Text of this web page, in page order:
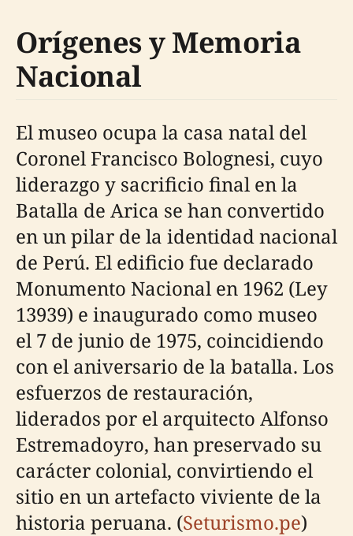
Orígenes y Memoria
Nacional
El museo ocupa la casa natal del
Coronel Francisco Bolognesi, cuyo
liderazgo y sacrificio final en la
Batalla de Arica se han convertido
en un pilar de la identidad nacional
de Perú. El edificio fue declarado
Monumento Nacional en 1962 (Ley
13939) e inaugurado como museo
el 7 de junio de 1975, coincidiendo
con el aniversario de la batalla. Los
esfuerzos de restauración,
liderados por el arquitecto Alfonso
Estremadoyro, han preservado su
carácter colonial, convirtiendo el
sitio en un artefacto viviente de la
historia peruana. (Seturismo.pe)